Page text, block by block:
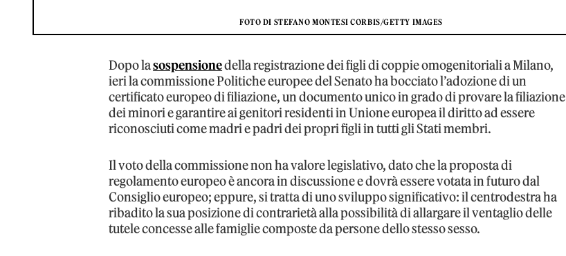
FOTO DI STEFANO MONTESI CORBIS/GETTY IMAGES
Dopo lasospensionedella registrazione dei figli di coppie omogenitoriali a Milano,
ieri la commissione Politiche europee del Senato ha bocciato l’adozione di un
certificato europeo di filiazione, un documento unico in grado di provare la filiazione
dei minori e garantire ai genitori residenti in Unione europea il diritto ad essere
riconosciuti come madri e padri dei propri figli in tutti gli Stati membri.
Il voto della commissione non ha valore legislativo, dato che la proposta di
regolamento europeo è ancora in discussione e dovrà essere votata in futuro dal
Consiglio europeo; eppure, si tratta di uno sviluppo significativo: il centrodestra ha
ribadito la sua posizione di contrarietà alla possibilità di allargare il ventaglio delle
tutele concesse alle famiglie composte da persone dello stesso sesso.